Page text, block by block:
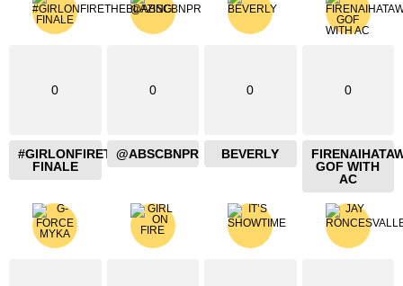
0
#GIRLONFIRETHEBLAZING
FINALE
0
@ABSCBNPR
0
BEVERLY
0
GOF WITH
AC